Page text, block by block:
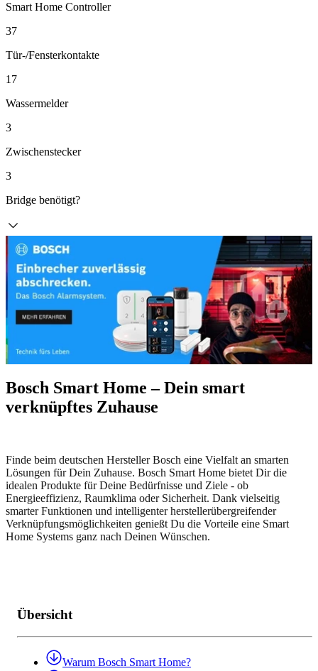
Smart Home Controller
37
Tür-/Fensterkontakte
17
Wassermelder
3
Zwischenstecker
3
Bridge benötigt?
Bosch Smart Home – Dein smart
verknüpftes Zuhause
Finde beim deutschen Hersteller Bosch eine Vielfalt an smarten
Lösungen für Dein Zuhause. Bosch Smart Home bietet Dir die
idealen Produkte für Deine Bedürfnisse und Ziele - ob
Energieeffizienz, Raumklima oder Sicherheit. Dank vielseitig
smarter Funktionen und intelligenter herstellerübergreifender
Verknüpfungsmöglichkeiten genießt Du die Vorteile eine Smart
Home Systems ganz nach Deinen Wünschen.
Übersicht
Warum Bosch Smart Home?